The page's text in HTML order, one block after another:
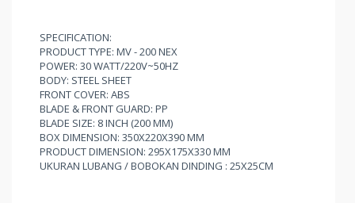
SPECIFICATION:
PRODUCT TYPE: MV - 200 NEX
POWER: 30 WATT/220V~50HZ
BODY: STEEL SHEET
FRONT COVER: ABS
BLADE & FRONT GUARD: PP
BLADE SIZE: 8 INCH (200 MM)
BOX DIMENSION: 350X220X390 MM
PRODUCT DIMENSION: 295X175X330 MM
UKURAN LUBANG / BOBOKAN DINDING : 25X25CM